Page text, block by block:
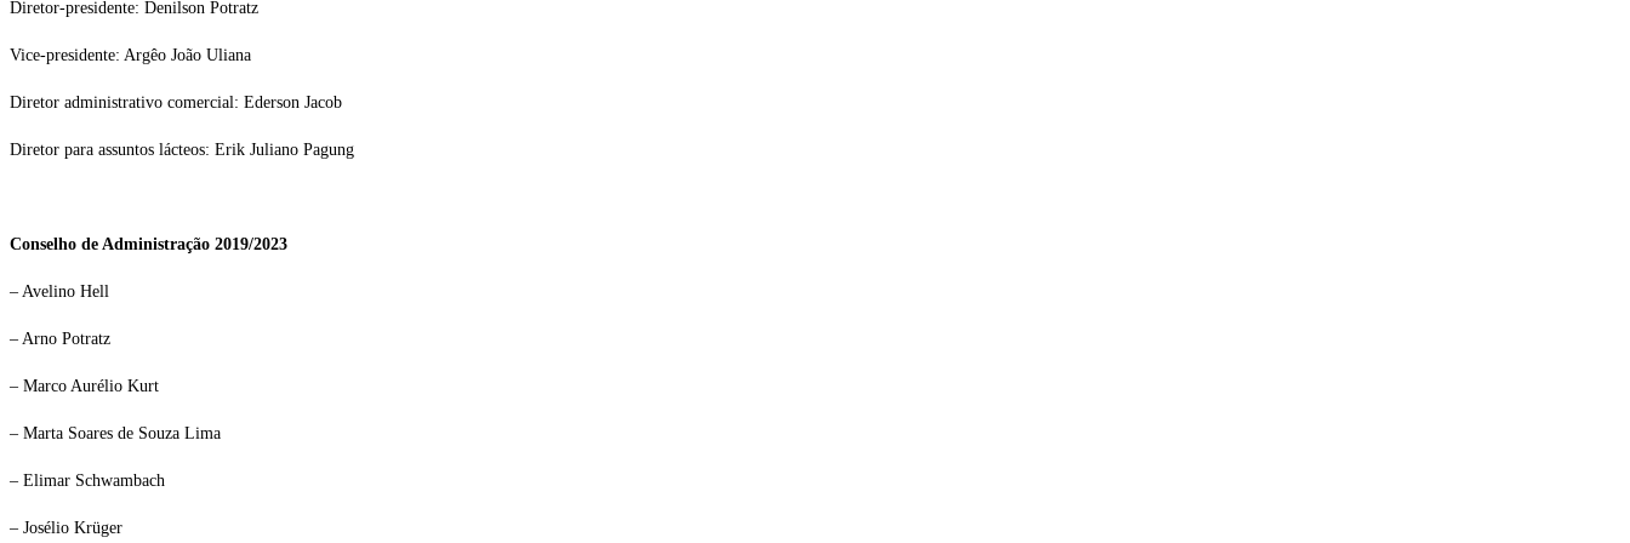
Diretor-presidente: Denilson Potratz
Vice-presidente: Argêo João Uliana
Diretor administrativo comercial: Ederson Jacob
Diretor para assuntos lácteos: Erik Juliano Pagung
Conselho de Administração 2019/2023
– Avelino Hell
– Arno Potratz
– Marco Aurélio Kurt
– Marta Soares de Souza Lima
– Elimar Schwambach
– Josélio Krüger